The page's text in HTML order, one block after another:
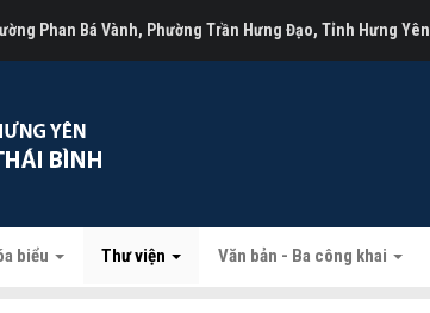
biểu Thư viện Văn bản - Ba công khai
Phan Bá Vành, Phường Trần Hưng Đạo, Tỉnh Hưng Yên